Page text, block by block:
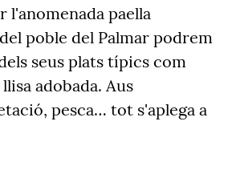
l'anomenada paella
poble del Palmar podrem
seus plats típics com
adobada. Aus
pesca… tot s'aplega a